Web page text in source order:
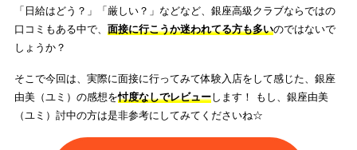
「日給はどう？」「厳しい？」などなど、銀座高級クラブならではの
口コミもある中で、 面接に行こうか迷われてる方も多いのではないで
しょうか？
そこで今回は、実際に面接に行ってみて体験入店をして感じた、銀座
由美（ユミ）の感想を忖度なしでレビューします！ もし、銀座由美
（ユミ）討中の方は是非参考にしてみてくださいね☆